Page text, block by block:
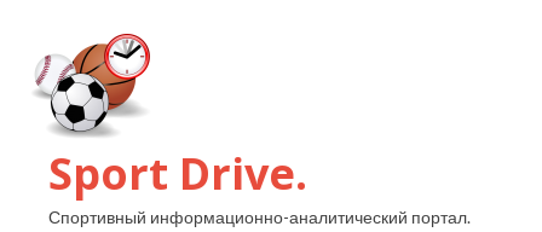
Sport Drive.
Спортивный информационно-аналитический портал.